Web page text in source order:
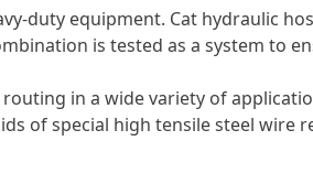
duty equipment. Cat hydraulic
is tested as a system to
in a wide variety of
of special high tensile steel wire